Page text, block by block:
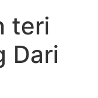
teri
Dari